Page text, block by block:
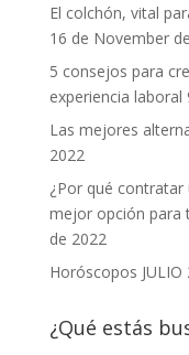
El colchón, vital
16 de November
5 consejos para
experiencia laboral
Las mejores
2022
¿Por qué
mejor opción para
de 2022
Horóscopos JULIO
¿Qué estás